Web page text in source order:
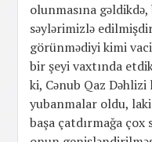
olunmasına
səylərimizlə
görünmədiyi kimi
bir şeyi vaxtında
ki, Cənub Qaz
yubanmalar oldu,
başa çatdırmağa çox